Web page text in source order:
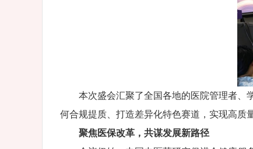
本次盛会汇聚了全国各地的医院管理者、
何合规提质、打造差异化特色赛道，实现高质
聚焦医保改革，共谋发展新路径